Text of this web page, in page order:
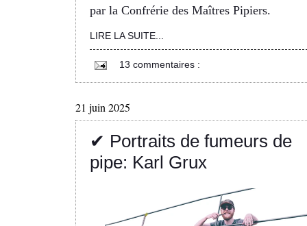
par la Confrérie des Maîtres Pipiers.
LIRE LA SUITE...
13 commentaires :
21 juin 2025
✔ Portraits de fumeurs de
pipe: Karl Grux